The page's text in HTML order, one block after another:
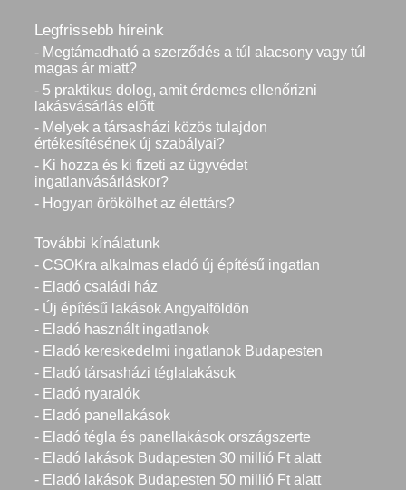
Legfrissebb híreink
- Megtámadható a szerződés a túl alacsony vagy túl
magas ár miatt?
- 5 praktikus dolog, amit érdemes ellenőrizni
lakásvásárlás előtt
- Melyek a társasházi közös tulajdon
értékesítésének új szabályai?
- Ki hozza és ki fizeti az ügyvédet
ingatlanvásárláskor?
- Hogyan örökölhet az élettárs?
További kínálatunk
- CSOKra alkalmas eladó új építésű ingatlan
- Eladó családi ház
- Új építésű lakások Angyalföldön
- Eladó használt ingatlanok
- Eladó kereskedelmi ingatlanok Budapesten
- Eladó társasházi téglalakások
- Eladó nyaralók
- Eladó panellakások
- Eladó tégla és panellakások országszerte
- Eladó lakások Budapesten 30 millió Ft alatt
- Eladó lakások Budapesten 50 millió Ft alatt